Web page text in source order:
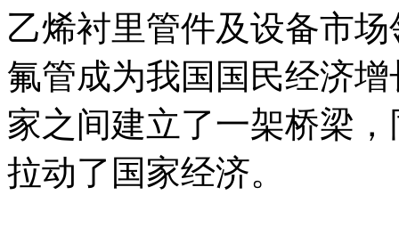
乙烯衬里管件及设备市
氟管成为我国国民经济
家之间建立了一架桥梁
拉动了国家经济。